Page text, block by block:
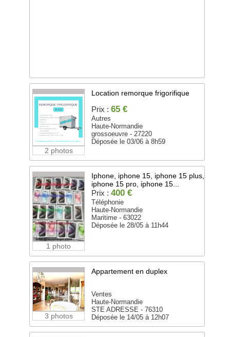
2 photos
Location remorque frigorifique
Prix : 65 €
Autres
Haute-Normandie
grossoeuvre - 27220
Déposée le 03/06 à 8h59
1 photo
Iphone, iphone 15, iphone 15 plus,
iphone 15 pro, iphone 15...
Prix : 400 €
Téléphonie
Haute-Normandie
Maritime - 63022
Déposée le 28/05 à 11h44
3 photos
Appartement en duplex
Ventes
Haute-Normandie
STE ADRESSE - 76310
Déposée le 14/05 à 12h07